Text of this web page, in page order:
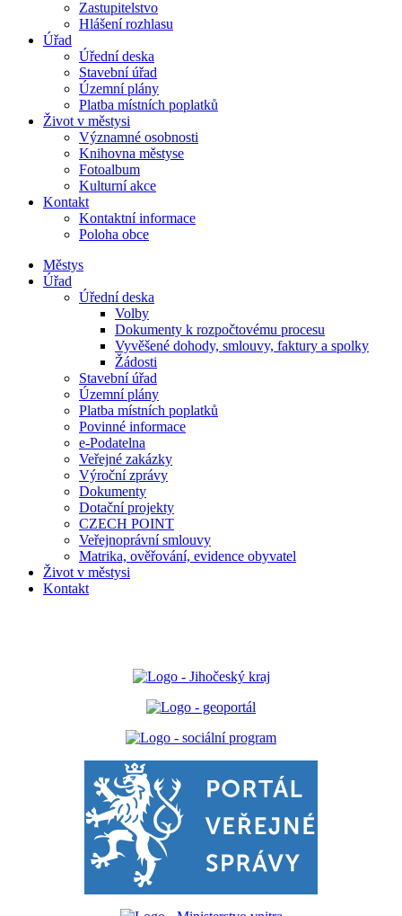
Zastupitelstvo
Hlášení rozhlasu
Úřad
Úřední deska
Stavební úřad
Územní plány
Platba místních poplatků
Život v městysi
Významné osobnosti
Knihovna městyse
Fotoalbum
Kulturní akce
Kontakt
Kontaktní informace
Poloha obce
Městys
Úřad
Úřední deska
Volby
Dokumenty k rozpočtovému procesu
Vyvěšené dohody, smlouvy, faktury a spolky
Žádosti
Stavební úřad
Územní plány
Platba místních poplatků
Povinné informace
e-Podatelna
Veřejné zakázky
Výroční zprávy
Dokumenty
Dotační projekty
CZECH POINT
Veřejnoprávní smlouvy
Matrika, ověřování, evidence obyvatel
Život v městysi
Kontakt